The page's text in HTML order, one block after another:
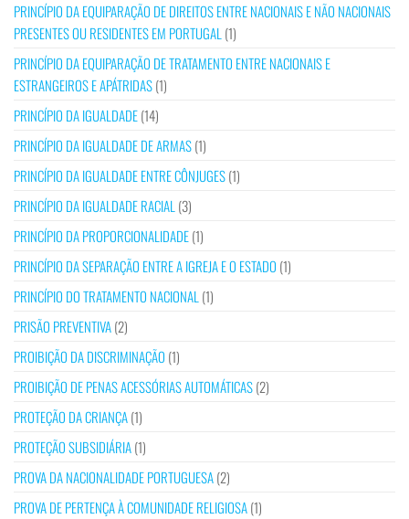
PRINCÍPIO DA EQUIPARAÇÃO DE DIREITOS ENTRE NACIONAIS E NÃO NACIONAIS
PRESENTES OU RESIDENTES EM PORTUGAL (1)
PRINCÍPIO DA EQUIPARAÇÃO DE TRATAMENTO ENTRE NACIONAIS E
ESTRANGEIROS E APÁTRIDAS(1)
PRINCÍPIO DA IGUALDADE(14)
PRINCÍPIO DA IGUALDADE DE ARMAS(1)
PRINCÍPIO DA IGUALDADE ENTRE CÔNJUGES(1)
PRINCÍPIO DA IGUALDADE RACIAL (3)
PRINCÍPIO DA PROPORCIONALIDADE(1)
PRINCÍPIO DA SEPARAÇÃO ENTRE A IGREJA E O ESTADO (1)
PRINCÍPIO DO TRATAMENTO NACIONAL (1)
PRISÃO PREVENTIVA(2)
PROIBIÇÃO DA DISCRIMINAÇÃO (1)
PROIBIÇÃO DE PENAS ACESSÓRIAS AUTOMÁTICAS(2)
PROTEÇÃO DA CRIANÇA(1)
PROTEÇÃO SUBSIDIÁRIA(1)
PROVA DA NACIONALIDADE PORTUGUESA(2)
PROVA DE PERTENÇA À COMUNIDADE RELIGIOSA(1)